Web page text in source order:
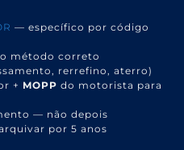
— específico por código
método correto
rerrefino, aterro)
+ MOPP do motorista para
— não depois
por 5 anos